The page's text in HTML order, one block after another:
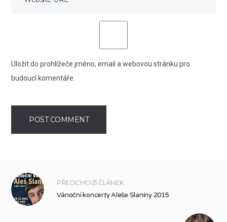
Uložit do prohlížeče jméno, email a webovou stránku pro
budoucí komentáře.
PŘEDCHOZÍ ČLÁNEK
Vánoční koncerty Aleše Slaniny 2015